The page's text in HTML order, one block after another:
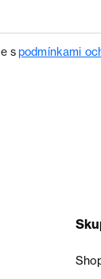
spodmínkami